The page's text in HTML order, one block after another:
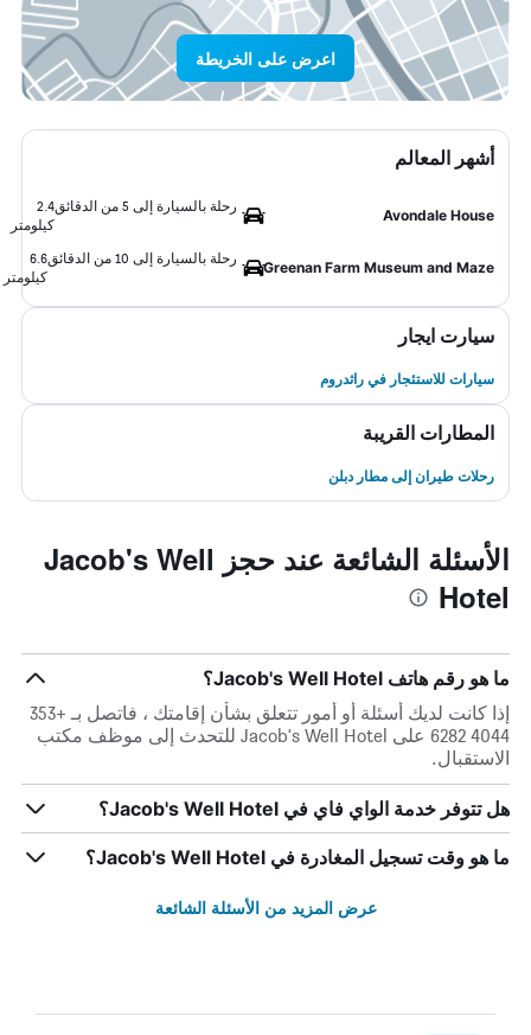
اعرض على الخريطة
أشهر المعالم
Avondale House
رحلة بالسيارة إلى 5 من الدقائق
2.4
كيلومتر
Greenan Farm Museum and Maze
رحلة بالسيارة إلى 10 من الدقائق
6.6
كيلومتر
سيارت ايجار
سيارات للاستئجار في راثدروم
المطارات القريبة
رحلات طيران إلى مطار دبلن
الأسئلة الشائعة عند حجز Jacob's Well
Hotel
ما هو رقم هاتف Jacob's Well Hotel؟
إذا كانت لديك أسئلة أو أمور تتعلق بشأن إقامتك ، فاتصل بـ +353
4044 6282 على Jacob's Well Hotel للتحدث إلى موظف مكتب
الاستقبال.
هل تتوفر خدمة الواي فاي في Jacob's Well Hotel؟
ما هو وقت تسجيل المغادرة في Jacob's Well Hotel؟
عرض المزيد من الأسئلة الشائعة